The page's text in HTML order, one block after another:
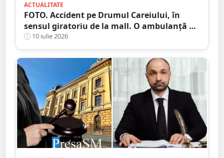
ACTUALITATE
FOTO. Accident pe Drumul Careiului, în
sensul giratoriu de la mall. O ambulanță a
fost chemată la fața locului
10 iulie 2026